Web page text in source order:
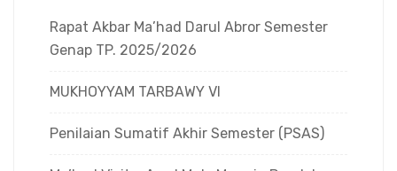
Rapat Akbar Ma’had Darul Abror Semester
Genap TP. 2025/2026
MUKHOYYAM TARBAWY VI
Penilaian Sumatif Akhir Semester (PSAS)